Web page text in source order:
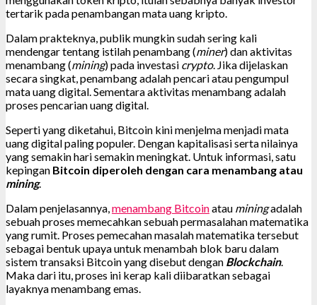
tertarik pada penambangan mata uang kripto.
Dalam prakteknya, publik mungkin sudah sering kali
mendengar tentang istilah penambang (miner) dan aktivitas
menambang (mining) pada investasi crypto. Jika dijelaskan
secara singkat, penambang adalah pencari atau pengumpul
mata uang digital. Sementara aktivitas menambang adalah
proses pencarian uang digital.
Seperti yang diketahui, Bitcoin kini menjelma menjadi mata
uang digital paling populer. Dengan kapitalisasi serta nilainya
yang semakin hari semakin meningkat. Untuk informasi, satu
kepingan Bitcoin diperoleh dengan cara menambang atau
mining.
Dalam penjelasannya, menambang Bitcoinatau miningadalah
sebuah proses memecahkan sebuah permasalahan matematika
yang rumit. Proses pemecahan masalah matematika tersebut
sebagai bentuk upaya untuk menambah blok baru dalam
sistem transaksi Bitcoin yang disebut dengan Blockchain.
Maka dari itu, proses ini kerap kali diibaratkan sebagai
layaknya menambang emas.